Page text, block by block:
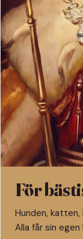
För
Hunden,
Alla får sin